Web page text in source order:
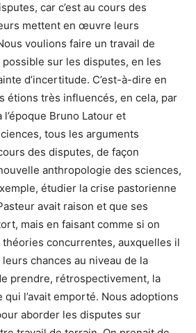
car c’est au cours des
mettent en œuvre leurs
voulions faire un travail de
sur les disputes, en les
d’incertitude. C’est-à-dire en
étions très influencés, en cela, par
Bruno Latour et
tous les arguments
des disputes, de façon
anthropologie des sciences,
étudier la crise pastorienne
avait raison et que ses
mais en faisant comme si on
concurrentes, auxquelles il
chances au niveau de la
prendre, rétrospectivement, la
l’avait emporté. Nous adoptions
aborder les disputes sur